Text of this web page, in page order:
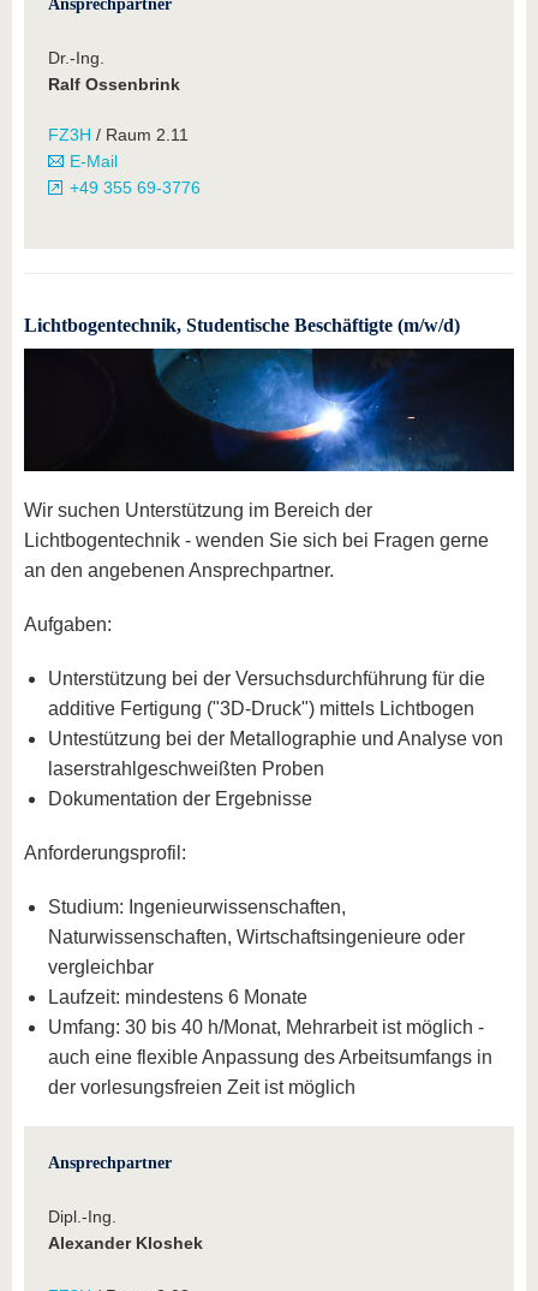
Ansprechpartner
Dr.-Ing.
Ralf Ossenbrink
FZ3H / Raum 2.11
E-Mail
+49 355 69-3776
Lichtbogentechnik, Studentische Beschäftigte (m/w/d)
Wir suchen Unterstützung im Bereich der
Lichtbogentechnik - wenden Sie sich bei Fragen gerne
an den angebenen Ansprechpartner.
Aufgaben:
Unterstützung bei der Versuchsdurchführung für die
additive Fertigung ("3D-Druck") mittels Lichtbogen
Untestützung bei der Metallographie und Analyse von
laserstrahlgeschweißten Proben
Dokumentation der Ergebnisse
Anforderungsprofil:
Studium: Ingenieurwissenschaften,
Naturwissenschaften, Wirtschaftsingenieure oder
vergleichbar
Laufzeit: mindestens 6 Monate
Umfang: 30 bis 40 h/Monat, Mehrarbeit ist möglich -
auch eine flexible Anpassung des Arbeitsumfangs in
der vorlesungsfreien Zeit ist möglich
Ansprechpartner
Dipl.-Ing.
Alexander Kloshek